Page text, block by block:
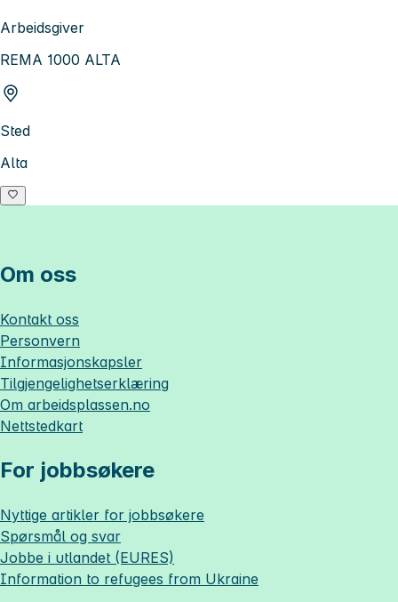
Arbeidsgiver
REMA 1000 ALTA
Sted
Alta
Om oss
Kontakt oss
Personvern
Informasjonskapsler
Tilgjengelighetserklæring
Om arbeidsplassen.no
Nettstedkart
For jobbsøkere
Nyttige artikler for jobbsøkere
Spørsmål og svar
Jobbe i utlandet (EURES)
Information to refugees from Ukraine